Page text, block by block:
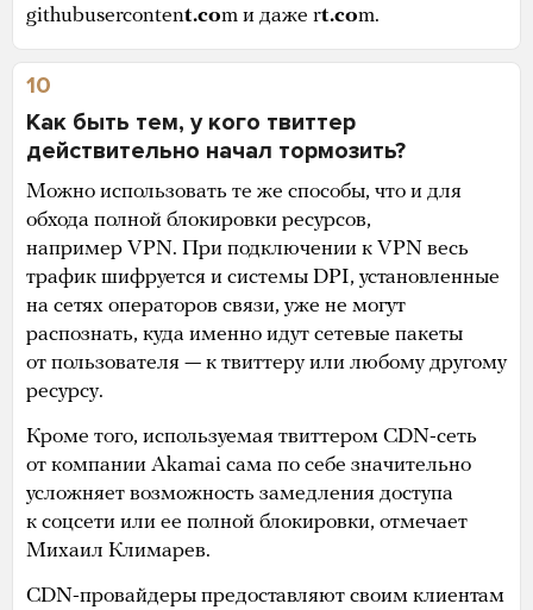
githubusercontent.com и даже rt.com.
10
Как быть тем, у кого твиттер
действительно начал тормозить?
Можно использовать те же способы, что и для
обхода полной блокировки ресурсов,
например VPN. При подключении к VPN весь
трафик шифруется и системы DPI, установленные
на сетях операторов связи, уже не могут
распознать, куда именно идут сетевые пакеты
от пользователя — к твиттеру или любому другому
ресурсу.
Кроме того, используемая твиттером CDN-сеть
от компании Akamai сама по себе значительно
усложняет возможность замедления доступа
к соцсети или ее полной блокировки, отмечает
Михаил Климарев.
CDN-провайдеры предоставляют своим клиентам